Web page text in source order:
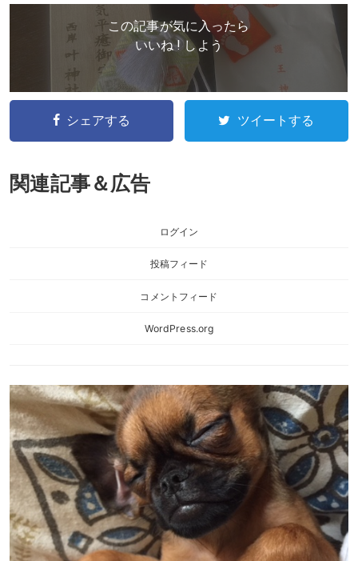
この記事が気に入ったら
いいね ! しよう
シェアする ツイートする
関連記事＆広告
ログイン
投稿フィード
コメントフィード
WordPress.org